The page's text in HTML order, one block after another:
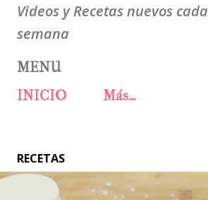
Videos y Recetas nuevos cada
semana
MENU
INICIO
Más…
RECETAS